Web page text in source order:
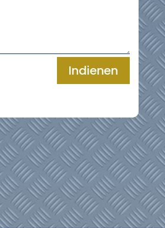
Indienen